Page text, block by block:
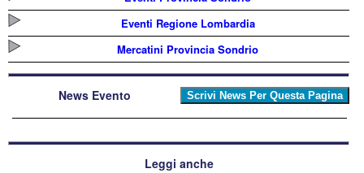
Eventi Regione Lombardia
Mercatini Provincia Sondrio
News Evento
Leggi anche